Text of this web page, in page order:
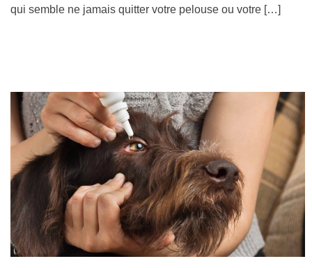
qui semble ne jamais quitter votre pelouse ou votre […]